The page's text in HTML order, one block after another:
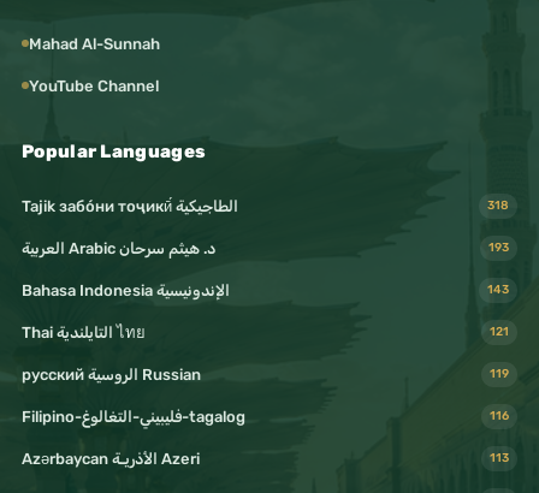
#очищение
#фикх
#хадис
#суннапророка
#исламонлайн
#исламютуб
#исламвидео
#исламконтент
Mahad Al-Sunnah
YouTube Channel
Popular Languages
Tajik забо́ни тоҷикӣ́ الطاجيكية 318
د. هيثم سرحان Arabic العربية 193
Bahasa Indonesia الإندونيسية 143
Thai التايلندية ไทย 121
русский الروسية Russian 119
Filipino-فليبيني-التغالوغ-tagalog 116
Azərbaycan الأذريـة Azeri 113